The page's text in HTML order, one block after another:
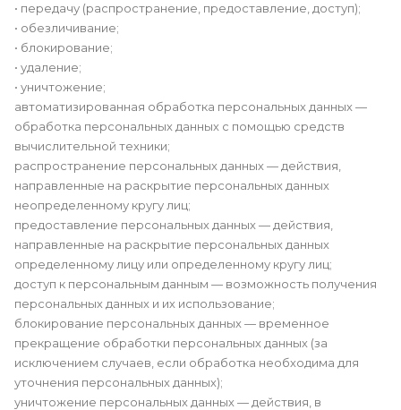
• передачу (распространение, предоставление, доступ);
• обезличивание;
• блокирование;
• удаление;
• уничтожение;
автоматизированная обработка персональных данных —
обработка персональных данных с помощью средств
вычислительной техники;
распространение персональных данных — действия,
направленные на раскрытие персональных данных
неопределенному кругу лиц;
предоставление персональных данных — действия,
направленные на раскрытие персональных данных
определенному лицу или определенному кругу лиц;
доступ к персональным данным — возможность получения
персональных данных и их использование;
блокирование персональных данных — временное
прекращение обработки персональных данных (за
исключением случаев, если обработка необходима для
уточнения персональных данных);
уничтожение персональных данных — действия, в